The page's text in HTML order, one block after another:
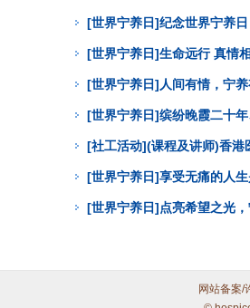
[世界宁养日]纪念世界宁养
[世界宁养日]生命远行 真情
[世界宁养日]人间有情，宁
[世界宁养日]缤纷晚霞二十
[社工活动](课程及讲师)香
[世界宁养日]享受无痛的人
[世界宁养日]点亮希望之光
网站备案/